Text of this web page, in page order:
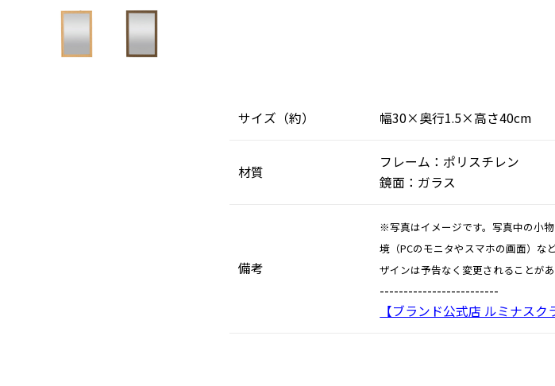
サイズ（約） 幅30×奥行1.5×高さ40cm
材質
フレーム：ポリスチレン
鏡面：ガラス
備考
※写真はイメージです。写真中の小
境（PCのモニタやスマホの画面）
ザインは予告なく変更されることが
-------------------------
【ブランド公式店 ルミナス